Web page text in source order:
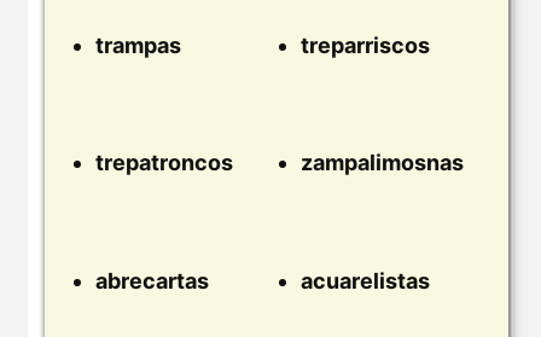
trampas treparriscos
trepatroncos zampalimosnas
abrecartas acuarelistas